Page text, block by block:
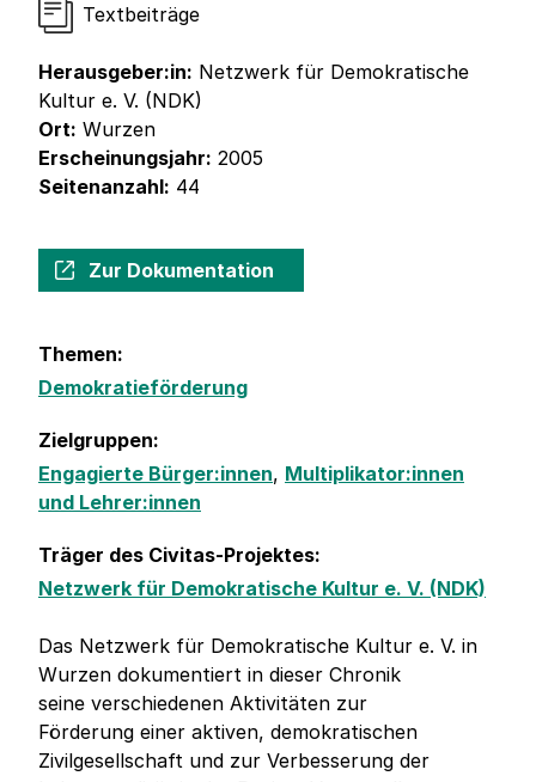
Textbeiträge
Herausgeber:in: Netzwerk für Demokratische
Kultur e. V. (NDK)
Ort: Wurzen
Erscheinungsjahr: 2005
Seitenanzahl: 44
Zur Dokumentation
Themen:
Demokratieförderung
Zielgruppen:
Engagierte Bürger:innen, Multiplikator:innen
und Lehrer:innen
Träger des Civitas-Projektes:
Netzwerk für Demokratische Kultur e. V. (NDK)
Das Netzwerk für Demokratische Kultur e. V. in
Wurzen dokumentiert in dieser Chronik
seine verschiedenen Aktivitäten zur
Förderung einer aktiven, demokratischen
Zivilgesellschaft und zur Verbesserung der